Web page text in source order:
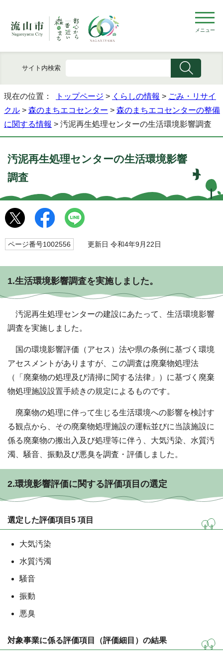
メニュー
サイト内検索
現在の位置： トップページ > くらしの情報 > ごみ・リサイ
クル > 森のまちエコセンター > 森のまちエコセンターの整備
に関する情報 > 汚泥再生処理センターの生活環境影響調査
汚泥再生処理センターの生活環境影響
調査
ページ番号1002556 更新日 令和4年9月22日
1.生活環境影響調査を実施しました。
汚泥再生処理センターの建設にあたって、生活環境影響
調査を実施しました。
国の環境影響評価（アセス）法や県の条例に基づく環境
アセスメントがありますが、この調査は廃棄物処理法
（「廃棄物の処理及び清掃に関する法律」）に基づく廃棄
物処理施設設置手続きの規定によるものです。
廃棄物の処理に伴って生じる生活環境への影響を検討す
る観点から、その廃棄物処理施設の運転並びに当該施設に
係る廃棄物の搬出入及び処理等に伴う、大気汚染、水質汚
濁、騒音、振動及び悪臭を調査・評価しました。
2.環境影響評価に関する評価項目の選定
選定した評価項目5 項目
大気汚染
水質汚濁
騒音
振動
悪臭
対象事業に係る評価項目（評価細目）の結果